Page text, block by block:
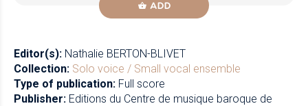
ADD
Editor(s): Nathalie BERTON-BLIVET
Collection: Solo voice / Small vocal ensemble
Type of publication: Full score
Publisher: Editions du Centre de musique baroque de